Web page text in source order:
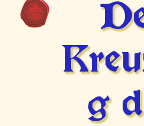
g